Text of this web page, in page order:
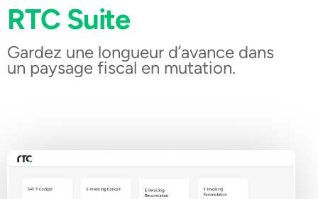
RTC Suite
Gardez une longueur d’avance dans
un paysage fiscal en mutation.